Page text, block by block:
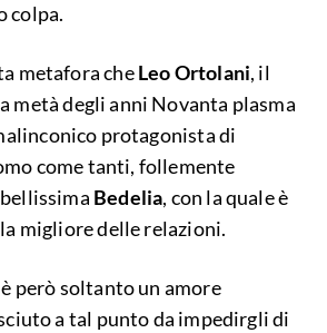
colpa.
metafora cheLeo Ortolani, il
metà degli anni Novanta plasma
protagonista di
come tanti, follemente
Bedelia, con la quale è
migliore delle relazioni.
però soltanto un amore
a tal punto da impedirgli di